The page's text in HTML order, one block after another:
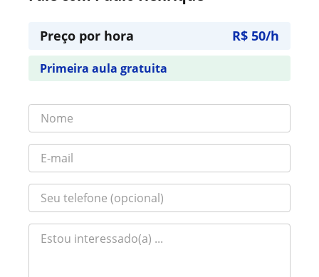
Preço por hora R$ 50/h
Primeira aula gratuita